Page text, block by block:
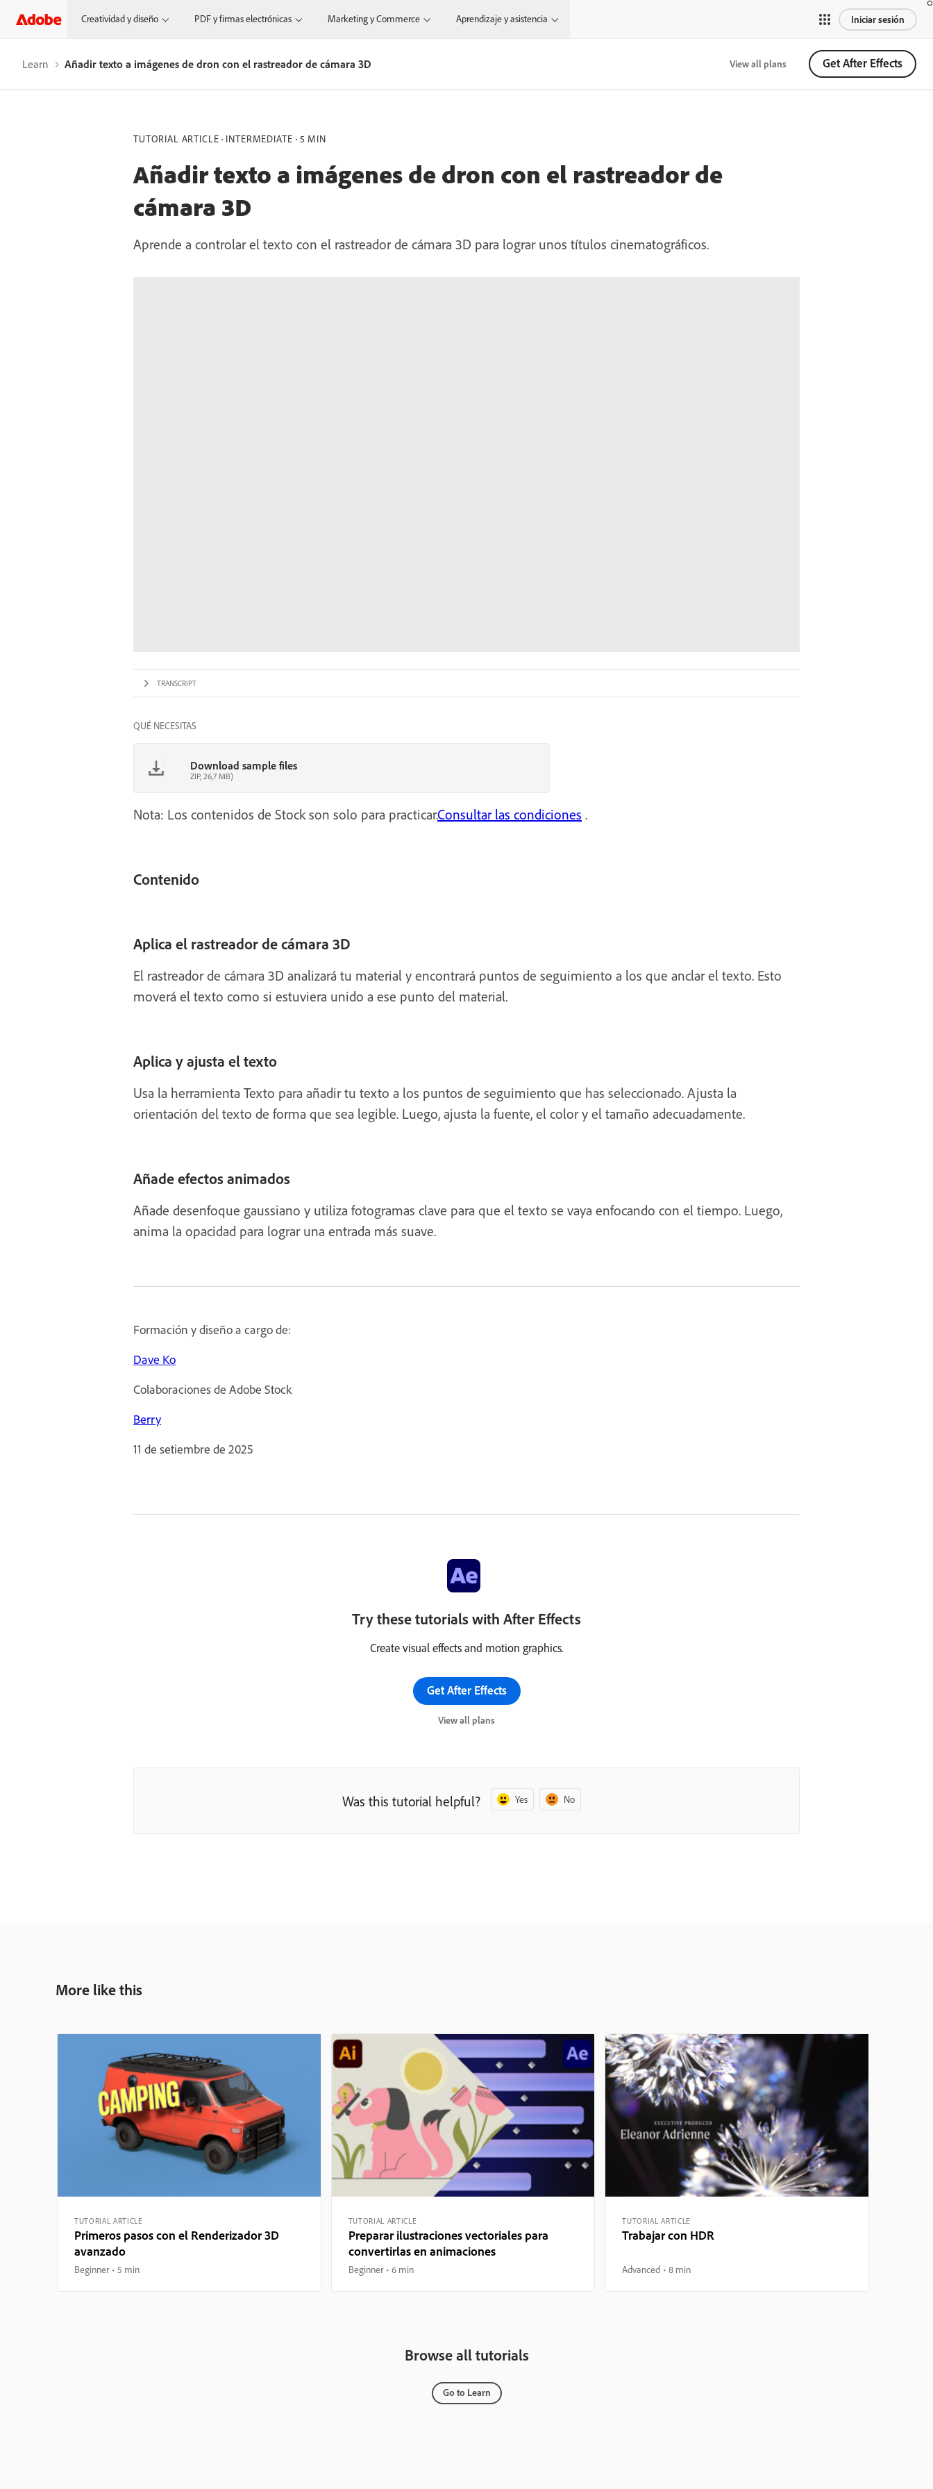
Creatividad y diseño PDF y firmas electrónicas Marketing y Commerce Aprendizaje y asistencia Iniciar sesión
Learn Añadir texto a imágenes de dron con el rastreador de cámara 3D View all plans Get After Effects
TUTORIAL ARTICLE INTERMEDIATE 5 MIN
Añadir texto a imágenes de dron con el rastreador de
cámara 3D
Aprende a controlar el texto con el rastreador de cámara 3D para lograr unos títulos cinematográficos.
TRANSCRIPT
QUÉ NECESITAS
Download sample files
ZIP, 26,7 MB)
Nota: Los contenidos de Stock son solo para practicar.Consultar las condiciones .
Contenido
Aplica el rastreador de cámara 3D
El rastreador de cámara 3D analizará tu material y encontrará puntos de seguimiento a los que anclar el texto. Esto
moverá el texto como si estuviera unido a ese punto del material.
Aplica y ajusta el texto
Usa la herramienta Texto para añadir tu texto a los puntos de seguimiento que has seleccionado. Ajusta la
orientación del texto de forma que sea legible. Luego, ajusta la fuente, el color y el tamaño adecuadamente.
Añade efectos animados
Añade desenfoque gaussiano y utiliza fotogramas clave para que el texto se vaya enfocando con el tiempo. Luego,
anima la opacidad para lograr una entrada más suave.
Formación y diseño a cargo de:
Dave Ko
Colaboraciones de Adobe Stock
Berry
11 de setiembre de 2025
Try these tutorials with After Effects
Create visual effects and motion graphics.
Get After Effects
View all plans
Was this tutorial helpful? Yes No
More like this
TUTORIAL ARTICLE
Primeros pasos con el Renderizador 3D
avanzado
Beginner 5 min
TUTORIAL ARTICLE
Preparar ilustraciones vectoriales para
convertirlas en animaciones
Beginner 6 min
TUTORIAL ARTICLE
Trabajar con HDR
Advanced 8 min
Browse all tutorials
Go to Learn